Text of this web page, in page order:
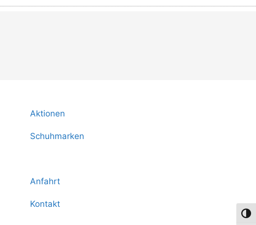
Aktionen
Schuhmarken
Anfahrt
Kontakt